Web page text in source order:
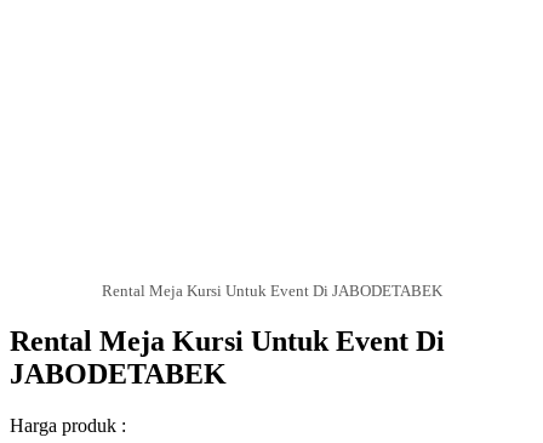
Rental Meja Kursi Untuk Event Di JABODETABEK
Rental Meja Kursi Untuk Event Di
JABODETABEK
Harga produk :